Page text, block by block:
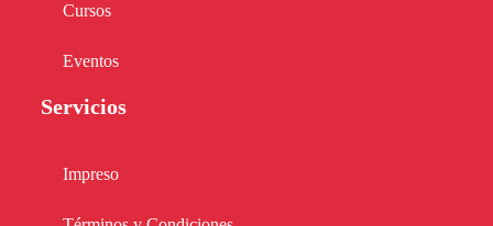
Cursos
Eventos
Servicios
Impreso